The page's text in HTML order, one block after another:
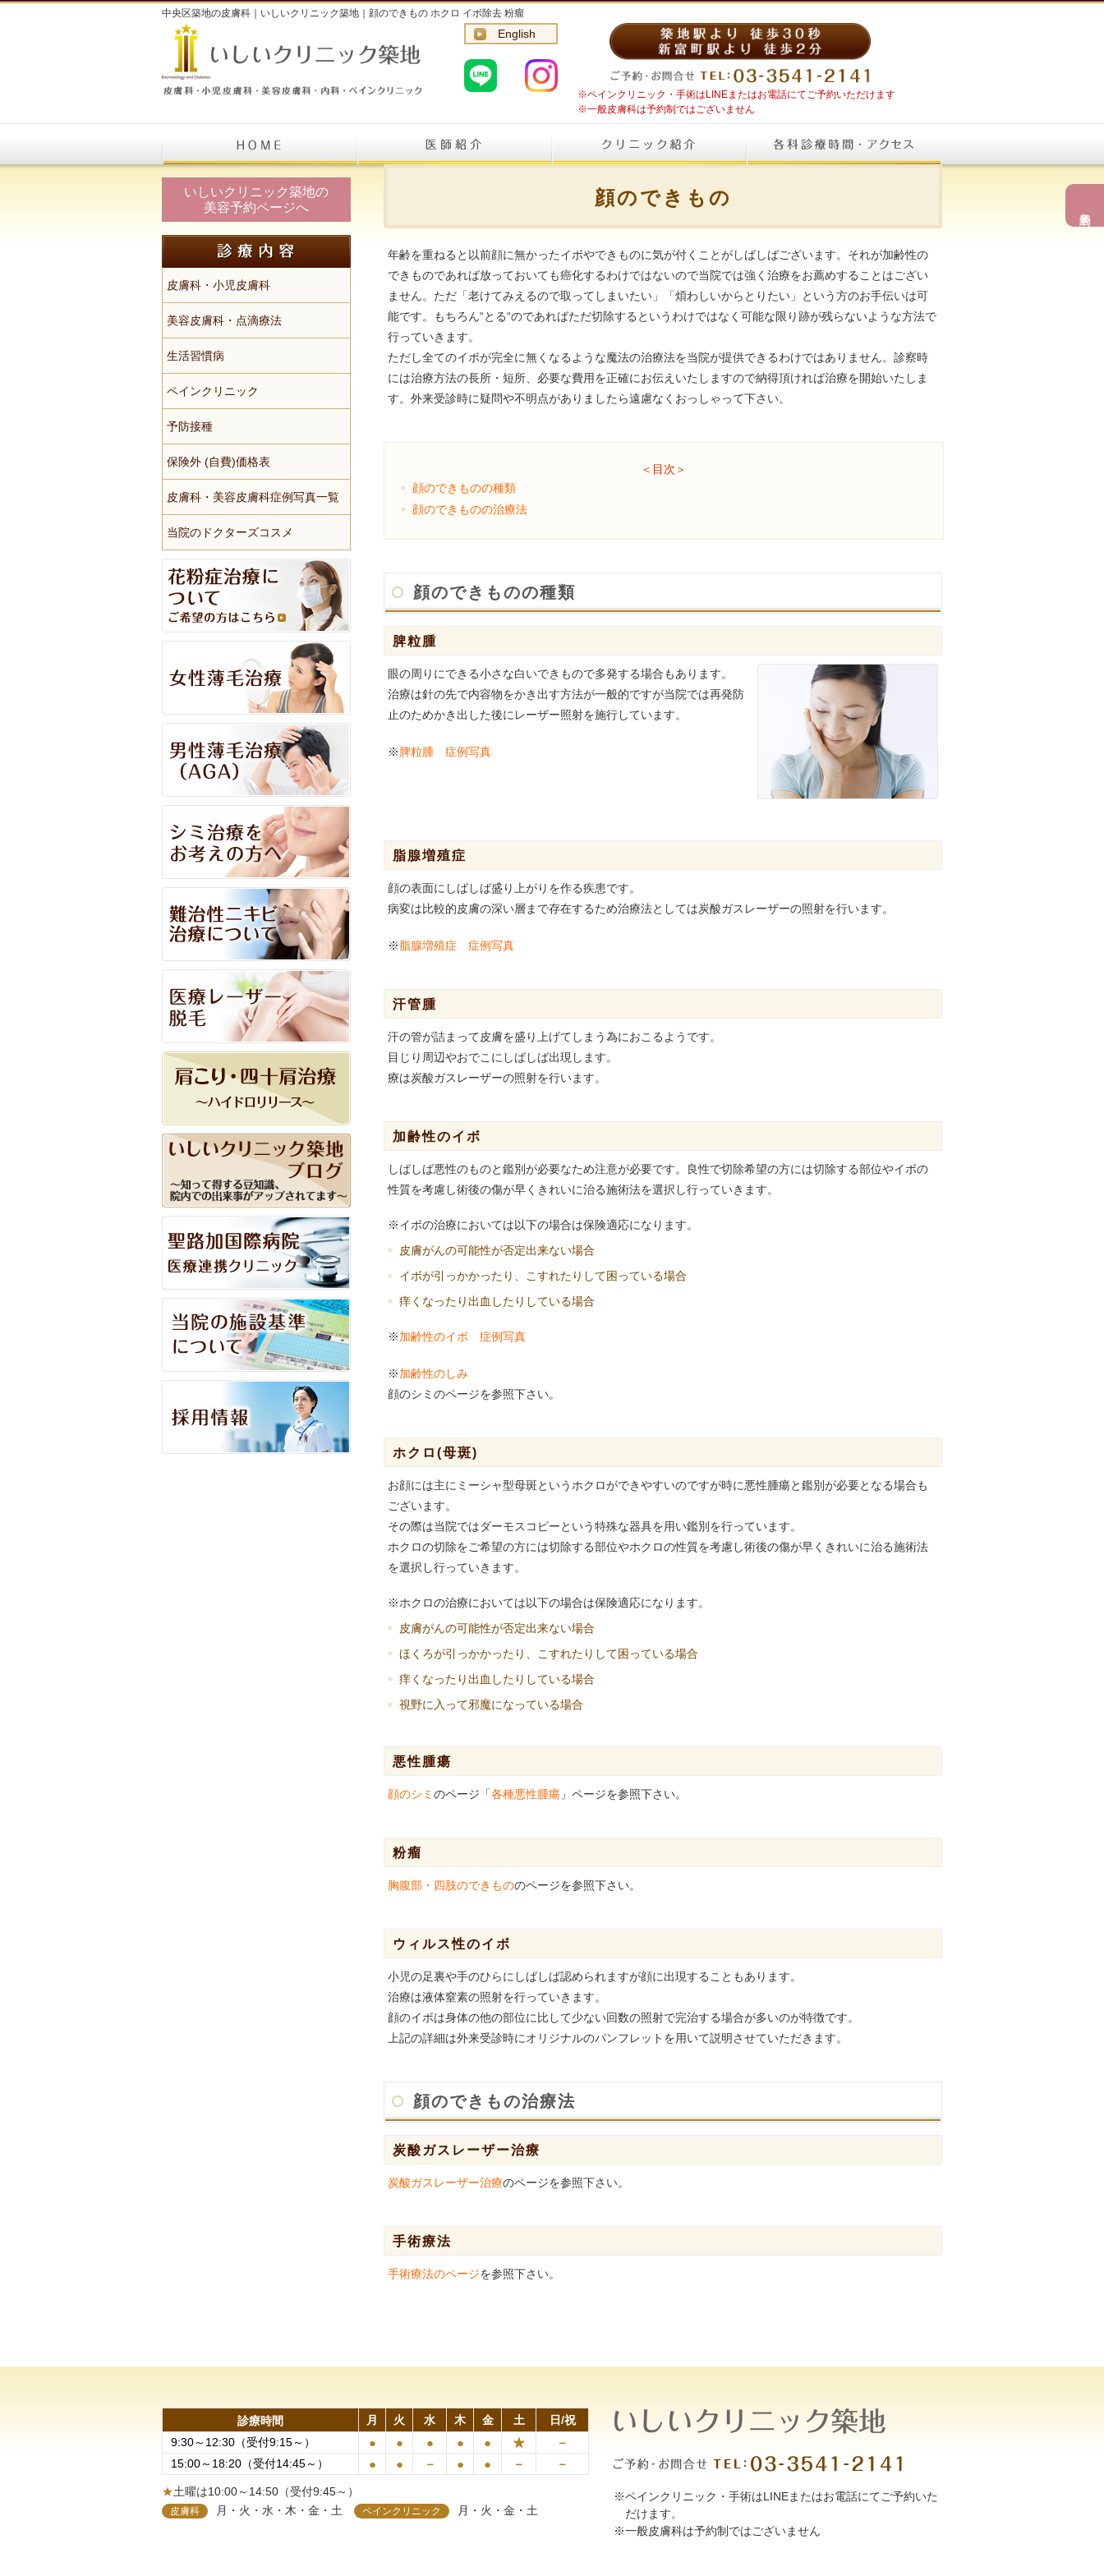
中央区築地の皮膚科｜いしいクリニック築地｜顔のできもの ホクロ イボ除去 粉瘤
English
※ペインクリニック・手術はLINEまたはお電話にてご予約いただけます
※一般皮膚科は予約制ではございません
顔のできもの
年齢を重ねると以前顔に無かったイボやできものに気が付くことがしばしばございます。それが加齢性の
できものであれば放っておいても癌化するわけではないので当院では強く治療をお薦めすることはござい
ません。ただ「老けてみえるので取ってしまいたい」「煩わしいからとりたい」という方のお手伝いは可
能です。もちろん“とる“のであればただ切除するというわけではなく可能な限り跡が残らないような方法で
行っていきます。
ただし全てのイボが完全に無くなるような魔法の治療法を当院が提供できるわけではありません。診察時
には治療方法の長所・短所、必要な費用を正確にお伝えいたしますので納得頂ければ治療を開始いたしま
す。外来受診時に疑問や不明点がありましたら遠慮なくおっしゃって下さい。
＜目次＞
顔のできものの種類
顔のできものの治療法
顔のできものの種類
脾粒腫
眼の周りにできる小さな白いできもので多発する場合もあります。
治療は針の先で内容物をかき出す方法が一般的ですが当院では再発防
止のためかき出した後にレーザー照射を施行しています。
※脾粒腫 症例写真
脂腺増殖症
顔の表面にしばしば盛り上がりを作る疾患です。
病変は比較的皮膚の深い層まで存在するため治療法としては炭酸ガスレーザーの照射を行います。
※脂腺増殖症 症例写真
汗管腫
汗の管が詰まって皮膚を盛り上げてしまう為におこるようです。
目じり周辺やおでこにしばしば出現します。
療は炭酸ガスレーザーの照射を行います。
加齢性のイボ
しばしば悪性のものと鑑別が必要なため注意が必要です。良性で切除希望の方には切除する部位やイボの
性質を考慮し術後の傷が早くきれいに治る施術法を選択し行っていきます。
※イボの治療においては以下の場合は保険適応になります。
皮膚がんの可能性が否定出来ない場合
イボが引っかかったり、こすれたりして困っている場合
痒くなったり出血したりしている場合
※加齢性のイボ 症例写真
※加齢性のしみ
顔のシミのページを参照下さい。
ホクロ(母斑)
お顔には主にミーシャ型母斑というホクロができやすいのですが時に悪性腫瘍と鑑別が必要となる場合も
ございます。
その際は当院ではダーモスコピーという特殊な器具を用い鑑別を行っています。
ホクロの切除をご希望の方には切除する部位やホクロの性質を考慮し術後の傷が早くきれいに治る施術法
を選択し行っていきます。
※ホクロの治療においては以下の場合は保険適応になります。
皮膚がんの可能性が否定出来ない場合
ほくろが引っかかったり、こすれたりして困っている場合
痒くなったり出血したりしている場合
視野に入って邪魔になっている場合
悪性腫瘍
顔のシミ のページ「各種悪性腫瘍 」ページを参照下さい。
粉瘤
胸腹部・四肢のできもののページを参照下さい。
ウィルス性のイボ
小児の足裏や手のひらにしばしば認められますが顔に出現することもあります。
治療は液体窒素の照射を行っていきます。
顔のイボは身体の他の部位に比して少ない回数の照射で完治する場合が多いのが特徴です。
上記の詳細は外来受診時にオリジナルのパンフレットを用いて説明させていただきます。
顔のできもの治療法
炭酸ガスレーザー治療
炭酸ガスレーザー治療のページを参照下さい。
手術療法
手術療法のページを参照下さい。
いしいクリニック築地の
美容予約ページへ
皮膚科・小児皮膚科
美容皮膚科・点滴療法
生活習慣病
ペインクリニック
予防接種
保険外 (自費)価格表
皮膚科・美容皮膚科症例写真一覧
当院のドクターズコスメ
診療時間 月 火 水 木 金 土
日/祝
9:30～12:30（受付9:15～）
● ● ● ● ● ★ －
15:00～18:20（受付14:45～） ● ● － ● ● － －
★土曜は10:00～14:50（受付9:45～）
皮膚科 月・火・水・木・金・土 ペインクリニック 月・火・金・土
※ペインクリニック・手術はLINEまたはお電話にてご予約いた
だけます。
※一般皮膚科は予約制ではございません